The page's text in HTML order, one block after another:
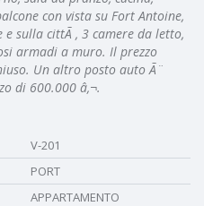
con vista su Fort Antoine,
sulla cittÃ , 3 camere da letto,
armadi a muro. Il prezzo
Un altro posto auto Ã¨
di 600.000 â‚¬.
V-201
PORT
APPARTAMENTO